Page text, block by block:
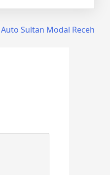
Auto Sultan Modal Receh